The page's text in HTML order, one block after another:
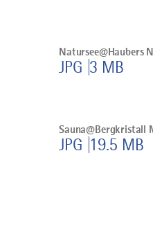
Natursee@Haubers
JPG 3 MB
Naturresort
herunterladen
Sauna@Bergkristall
JPG 19.5 MB
Mein
Resort
im